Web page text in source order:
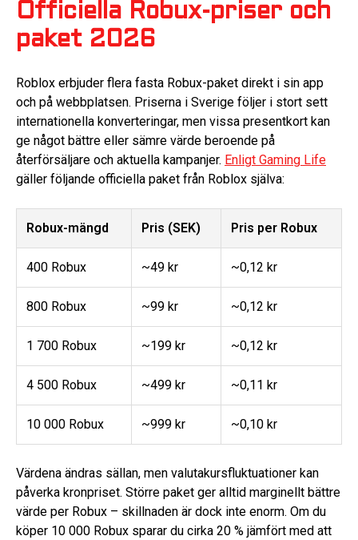
Officiella Robux-priser och
paket 2026
Roblox erbjuder flera fasta Robux-paket direkt i sin app
och på webbplatsen. Priserna i Sverige följer i stort sett
internationella konverteringar, men vissa presentkort kan
ge något bättre eller sämre värde beroende på
återförsäljare och aktuella kampanjer. Enligt Gaming Life
gäller följande officiella paket från Roblox själva:
Robux-mängd Pris (SEK) Pris per Robux
400 Robux ~49 kr ~0,12 kr
800 Robux ~99 kr ~0,12 kr
1 700 Robux ~199 kr ~0,12 kr
4 500 Robux ~499 kr ~0,11 kr
10 000 Robux ~999 kr ~0,10 kr
Värdena ändras sällan, men valutakursfluktuationer kan
påverka kronpriset. Större paket ger alltid marginellt bättre
värde per Robux – skillnaden är dock inte enorm. Om du
köper 10 000 Robux sparar du cirka 20 % jämfört med att